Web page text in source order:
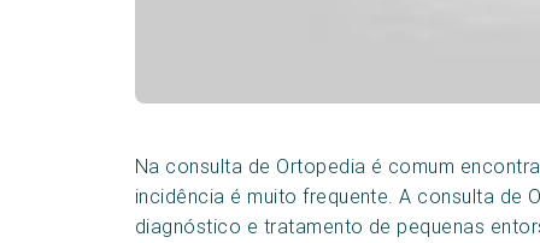
Na consulta de Ortopedia é comum
incidência é muito frequente. A consulta de
diagnóstico e tratamento de pequenas